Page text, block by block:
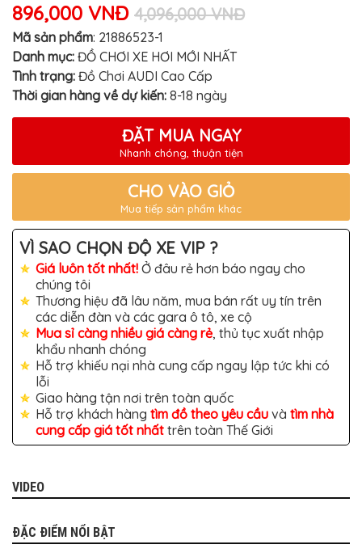
ĐỒ
CHƠI
Ô
TÔ
ĐỒ
CHƠI
XE
MỚI
ĐỒ
CHƠI
CẤP
ĐỒ
CHƠI
XE
MÁY
DÁN
DECAL
Ô
TÔ
ISUZU
BỌC
GHẾ
DA
Ô
PHỤ
KIỆN
CAO
CẤP
896,000 VNĐ 4,096,000 VNĐ
Mã sản phẩm: 21886523-1
Danh mục: ĐỒ CHƠI XE HƠI MỚI NHẤT
Tình trạng: Đồ Chơi AUDI Cao Cấp
Thời gian hàng về dự kiến: 8-18 ngày
ĐẶT MUA NGAY
Nhanh chóng, thuận tiện
CHO VÀO GIỎ
Mua tiếp sản phẩm khác
VÌ SAO CHỌN ĐỘ XE VIP ?
Giá luôn tốt nhất! Ở đâu rẻ hơn báo ngay cho
chúng tôi
Thương hiệu đã lâu năm, mua bán rất uy tín trên
các diễn đàn và các gara ô tô, xe cộ
Mua sỉ càng nhiều giá càng rẻ, thủ tục xuất nhập
khẩu nhanh chóng
Hỗ trợ khiếu nại nhà cung cấp ngay lập tức khi có
lỗi
Giao hàng tận nơi trên toàn quốc
Hỗ trợ khách hàng tìm đồ theo yêu cầu và tìm nhà
cung cấp giá tốt nhất trên toàn Thế Giới
VIDEO
ĐẶC ĐIỂM NỔI BẬT